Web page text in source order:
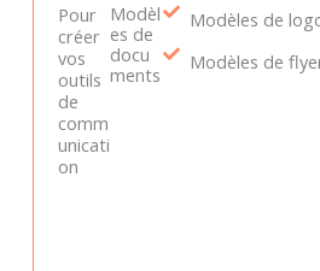
Pour
créer
vos
outils
de
comm
unicati
on
Modèl
es de
docu
ments
Modèles de
Modèles de